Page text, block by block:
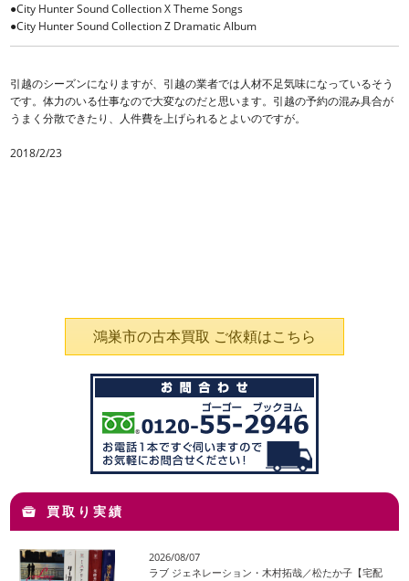
●City Hunter Sound Collection X Theme Songs
●City Hunter Sound Collection Z Dramatic Album
引越のシーズンになりますが、引越の業者では人材不足気味になっているそう
です。体力のいる仕事なので大変なのだと思います。引越の予約の混み具合が
うまく分散できたり、人件費を上げられるとよいのですが。
2018/2/23
鴻巣市の古本買取 ご依頼はこちら
買取り実績
2026/08/07
ラブ ジェネレーション・木村拓哉／松たか子【宅配